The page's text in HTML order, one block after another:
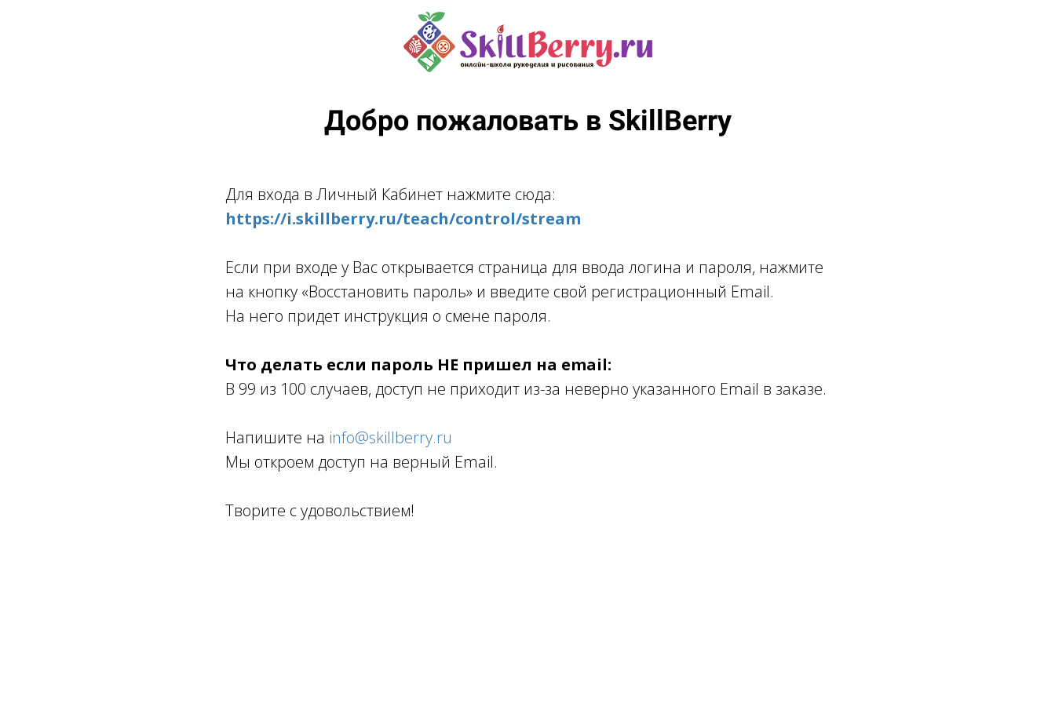
Добро пожаловать в SkillBerry
Для входа в Личный Кабинет нажмите сюда:
https://i.skillberry.ru/teach/control/stream
Если при входе у Вас открывается страница для ввода логина и пароля, нажмите
на кнопку «Восстановить пароль» и введите свой регистрационный Email.
На него придет инструкция о смене пароля.
Что делать если пароль НЕ пришел на email:
В 99 из 100 случаев, доступ не приходит из-за неверно указанного Email в заказе.
Напишите на info@skillberry.ru
Мы откроем доступ на верный Email.
Творите с удовольствием!